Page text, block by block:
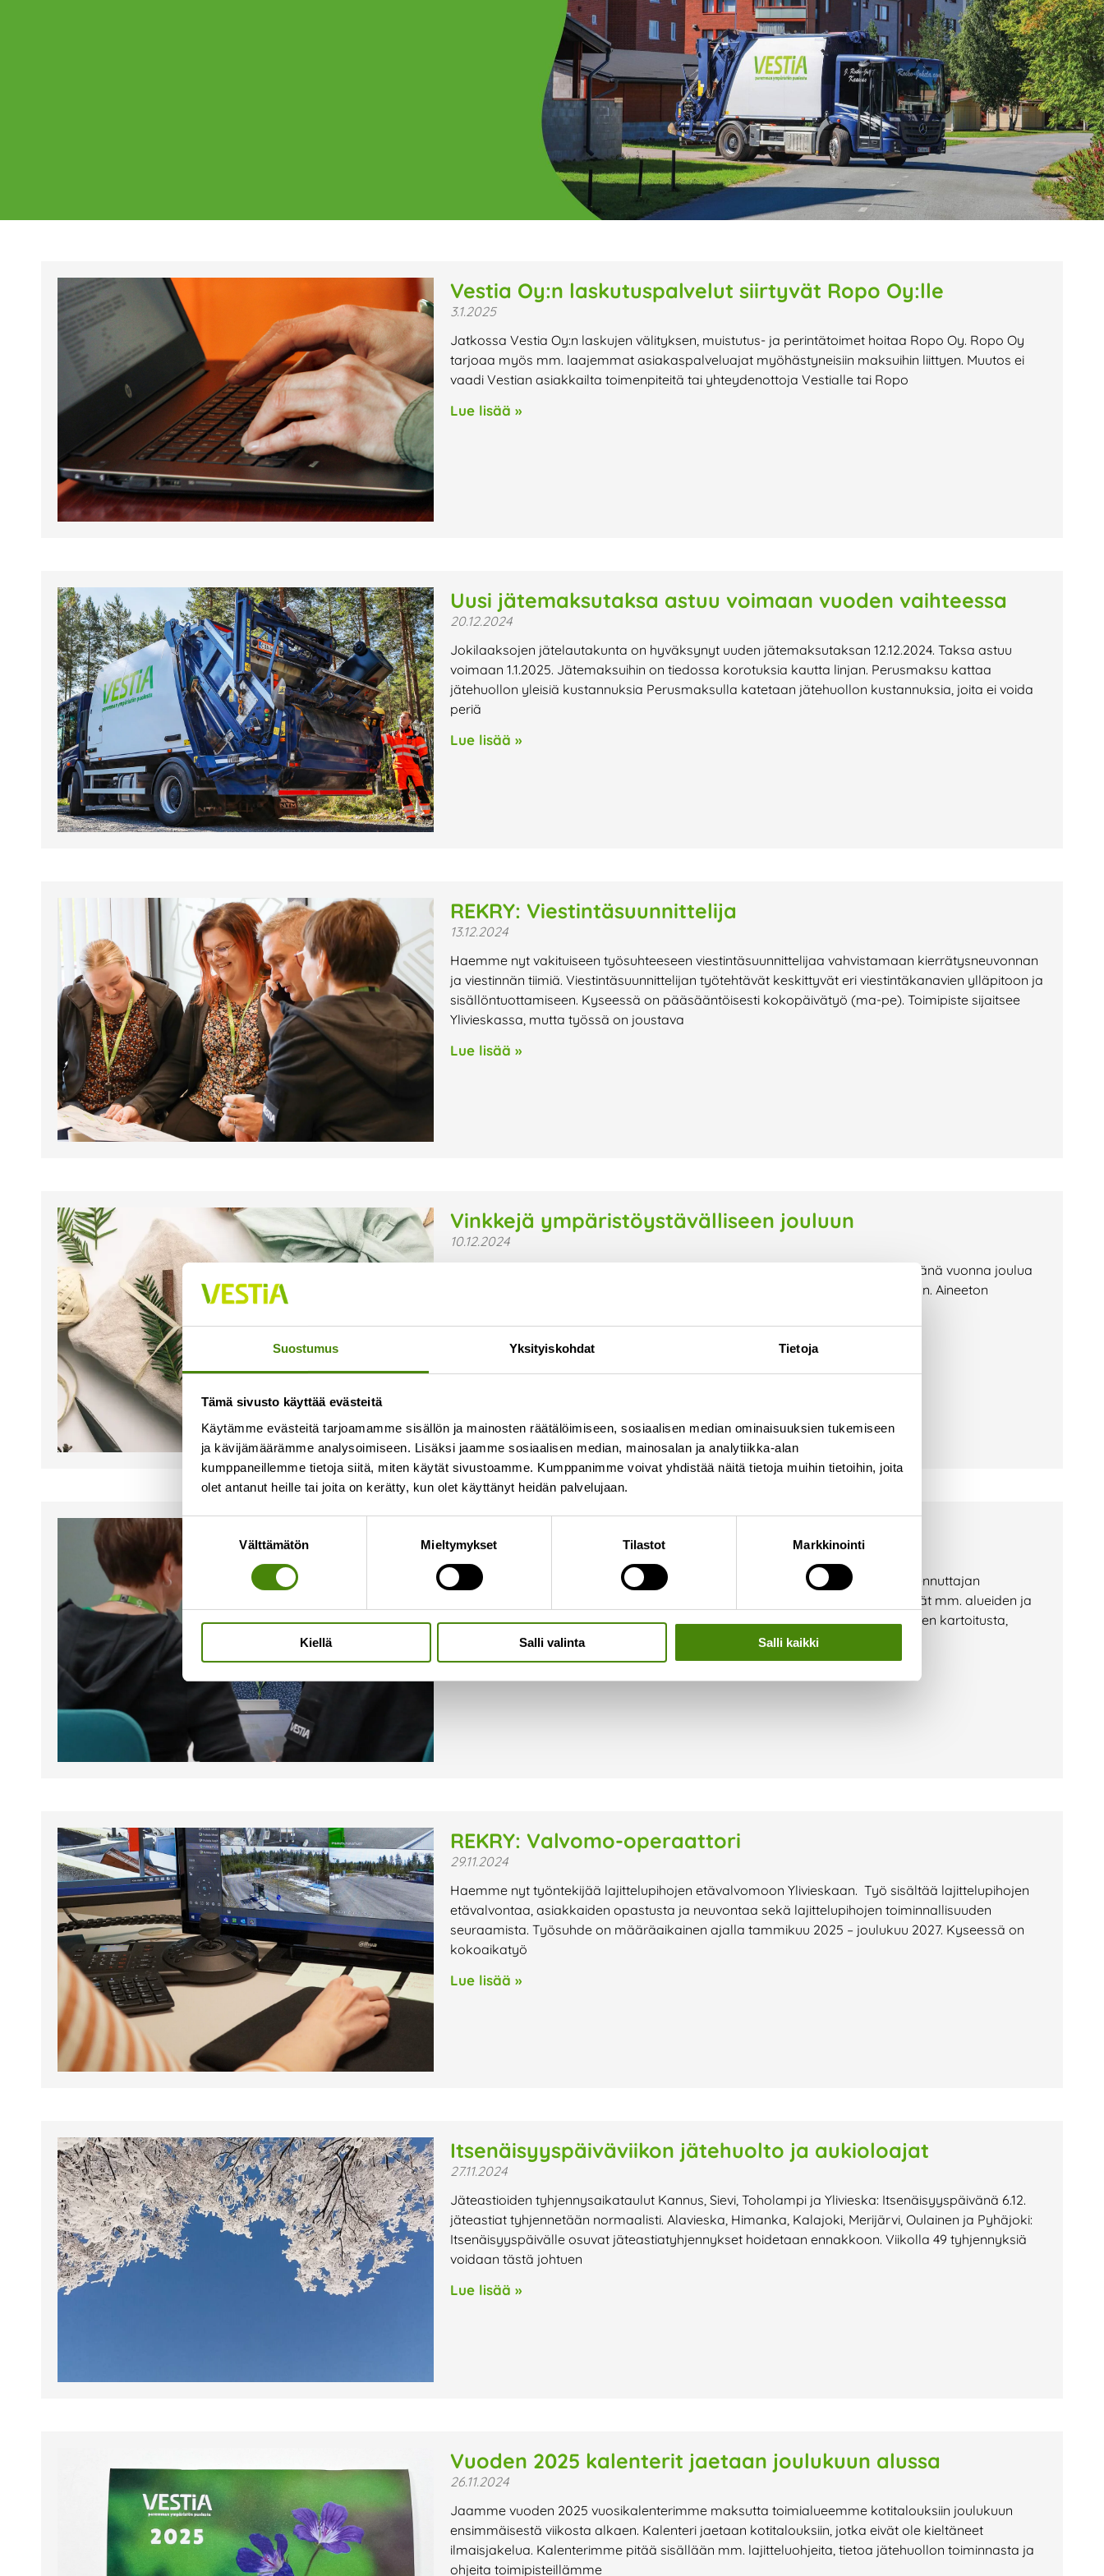
Suostumus Yksityiskohdat Tietoja
Tämä sivusto käyttää evästeitä
Käytämme evästeitä tarjoamamme sisällön ja mainosten räätälöimiseen, sosiaalisen median ominaisuuksien tukemiseen
ja kävijämäärämme analysoimiseen. Lisäksi jaamme sosiaalisen median, mainosalan ja analytiikka-alan
kumppaneillemme tietoja siitä, miten käytät sivustoamme. Kumppanimme voivat yhdistää näitä tietoja muihin tietoihin, joita
olet antanut heille tai joita on kerätty, kun olet käyttänyt heidän palvelujaan.
Välttämätön Mieltymykset Tilastot Markkinointi
Kiellä Salli valinta Salli kaikki
Ajankohtaista
Tältä sivulta löydät Vestian ajankohtaiset uutiset,
mahdolliset poikkeukset aukioloajoissa ja lähiaikojen
tapahtumat.
Vestia Oy:n laskutuspalvelut siirtyvät Ropo Oy:lle
3.1.2025
Jatkossa Vestia Oy:n laskujen välityksen, muistutus- ja perintätoimet hoitaa Ropo Oy. Ropo Oy
tarjoaa myös mm. laajemmat asiakaspalveluajat myöhästyneisiin maksuihin liittyen. Muutos ei
vaadi Vestian asiakkailta toimenpiteitä tai yhteydenottoja Vestialle tai Ropo
Lue lisää »
Uusi jätemaksutaksa astuu voimaan vuoden vaihteessa
20.12.2024
Jokilaaksojen jätelautakunta on hyväksynyt uuden jätemaksutaksan 12.12.2024. Taksa astuu
voimaan 1.1.2025. Jätemaksuihin on tiedossa korotuksia kautta linjan. Perusmaksu kattaa
jätehuollon yleisiä kustannuksia Perusmaksulla katetaan jätehuollon kustannuksia, joita ei voida
periä
Lue lisää »
REKRY: Viestintäsuunnittelija
13.12.2024
Haemme nyt vakituiseen työsuhteeseen viestintäsuunnittelijaa vahvistamaan kierrätysneuvonnan
ja viestinnän tiimiä. Viestintäsuunnittelijan työtehtävät keskittyvät eri viestintäkanavien ylläpitoon ja
sisällöntuottamiseen. Kyseessä on pääsääntöisesti kokopäivätyö (ma-pe). Toimipiste sijaitsee
Ylivieskassa, mutta työssä on joustava
Lue lisää »
Vinkkejä ympäristöystävälliseen jouluun
10.12.2024
Tuntuuko sinustakin, että tavaraa ja krääsää on tarpeeksi ja haluaisit viettää tänä vuonna joulua
hieman ympäristöystävällisemmin? Tässäpä vinkkejä ekologisempaan jouluun. Aineeton
Lue lisää »
4.12.2024
Haemme nyt rakennuttajaa Ylivieskaan vahvistamaan hanketiimiämme. Rakennuttajan
työehtävät muodostuvat pääasiassa rakentamisen tilaaja-asioista ja sisältävät mm. alueiden ja
kenttärakenteiden suunnittelua, eri suunnittelualojen yhdistämistä, tilaajatarpeen kartoitusta,
suunnittelun ja rakentamisen koordinointia sekä aikataulutusta.
REKRY: Valvomo-operaattori
29.11.2024
Haemme nyt työntekijää lajittelupihojen etävalvomoon Ylivieskaan. Työ sisältää lajittelupihojen
etävalvontaa, asiakkaiden opastusta ja neuvontaa sekä lajittelupihojen toiminnallisuuden
seuraamista. Työsuhde on määräaikainen ajalla tammikuu 2025 – joulukuu 2027. Kyseessä on
kokoaikatyö
Lue lisää »
Itsenäisyyspäiväviikon jätehuolto ja aukioloajat
27.11.2024
Jäteastioiden tyhjennysaikataulut Kannus, Sievi, Toholampi ja Ylivieska: Itsenäisyyspäivänä 6.12.
jäteastiat tyhjennetään normaalisti. Alavieska, Himanka, Kalajoki, Merijärvi, Oulainen ja Pyhäjoki:
Itsenäisyyspäivälle osuvat jäteastiatyhjennykset hoidetaan ennakkoon. Viikolla 49 tyhjennyksiä
voidaan tästä johtuen
Lue lisää »
Vuoden 2025 kalenterit jaetaan joulukuun alussa
26.11.2024
Jaamme vuoden 2025 vuosikalenterimme maksutta toimialueemme kotitalouksiin joulukuun
ensimmäisestä viikosta alkaen. Kalenteri jaetaan kotitalouksiin, jotka eivät ole kieltäneet
ilmaisjakelua. Kalenterimme pitää sisällään mm. lajitteluohjeita, tietoa jätehuollon toiminnasta ja
ohjeita toimipisteillämme
PagePagePagePagePage